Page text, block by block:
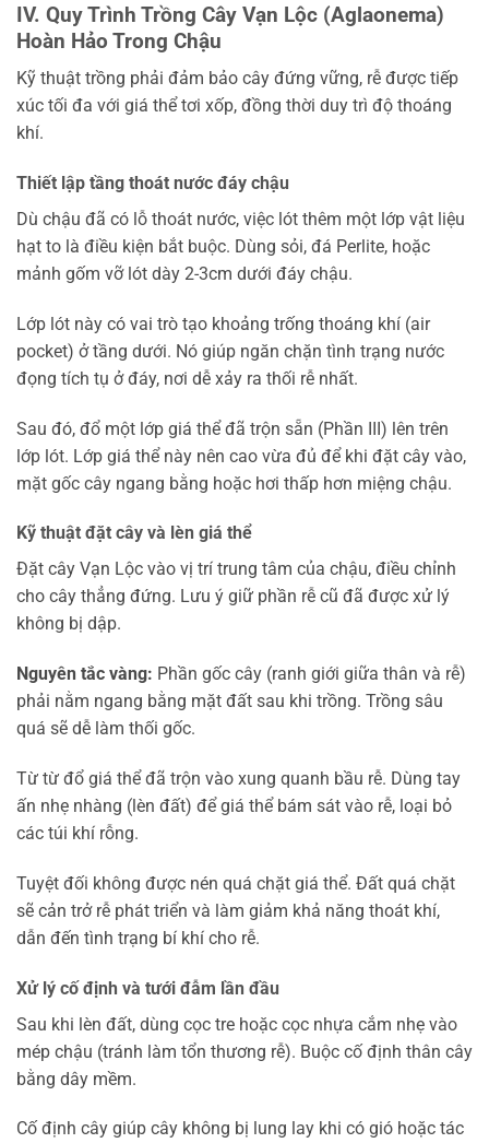
IV. Quy Trình Trồng Cây Vạn Lộc (Aglaonema)
Hoàn Hảo Trong Chậu
Kỹ thuật trồng phải đảm bảo cây đứng vững, rễ được tiếp
xúc tối đa với giá thể tơi xốp, đồng thời duy trì độ thoáng
khí.
Thiết lập tầng thoát nước đáy chậu
Dù chậu đã có lỗ thoát nước, việc lót thêm một lớp vật liệu
hạt to là điều kiện bắt buộc. Dùng sỏi, đá Perlite, hoặc
mảnh gốm vỡ lót dày 2-3cm dưới đáy chậu.
Lớp lót này có vai trò tạo khoảng trống thoáng khí (air
pocket) ở tầng dưới. Nó giúp ngăn chặn tình trạng nước
đọng tích tụ ở đáy, nơi dễ xảy ra thối rễ nhất.
Sau đó, đổ một lớp giá thể đã trộn sẵn (Phần III) lên trên
lớp lót. Lớp giá thể này nên cao vừa đủ để khi đặt cây vào,
mặt gốc cây ngang bằng hoặc hơi thấp hơn miệng chậu.
Kỹ thuật đặt cây và lèn giá thể
Đặt cây Vạn Lộc vào vị trí trung tâm của chậu, điều chỉnh
cho cây thẳng đứng. Lưu ý giữ phần rễ cũ đã được xử lý
không bị dập.
Nguyên tắc vàng: Phần gốc cây (ranh giới giữa thân và rễ)
phải nằm ngang bằng mặt đất sau khi trồng. Trồng sâu
quá sẽ dễ làm thối gốc.
Từ từ đổ giá thể đã trộn vào xung quanh bầu rễ. Dùng tay
ấn nhẹ nhàng (lèn đất) để giá thể bám sát vào rễ, loại bỏ
các túi khí rỗng.
Tuyệt đối không được nén quá chặt giá thể. Đất quá chặt
sẽ cản trở rễ phát triển và làm giảm khả năng thoát khí,
dẫn đến tình trạng bí khí cho rễ.
Xử lý cố định và tưới đẫm lần đầu
Sau khi lèn đất, dùng cọc tre hoặc cọc nhựa cắm nhẹ vào
mép chậu (tránh làm tổn thương rễ). Buộc cố định thân cây
bằng dây mềm.
Cố định cây giúp cây không bị lung lay khi có gió hoặc tác